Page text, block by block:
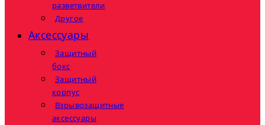
разветвители
Другое
Аксессуары
Защитный
бокс
Защитный
корпус
Взрывозащитные
аксессуары